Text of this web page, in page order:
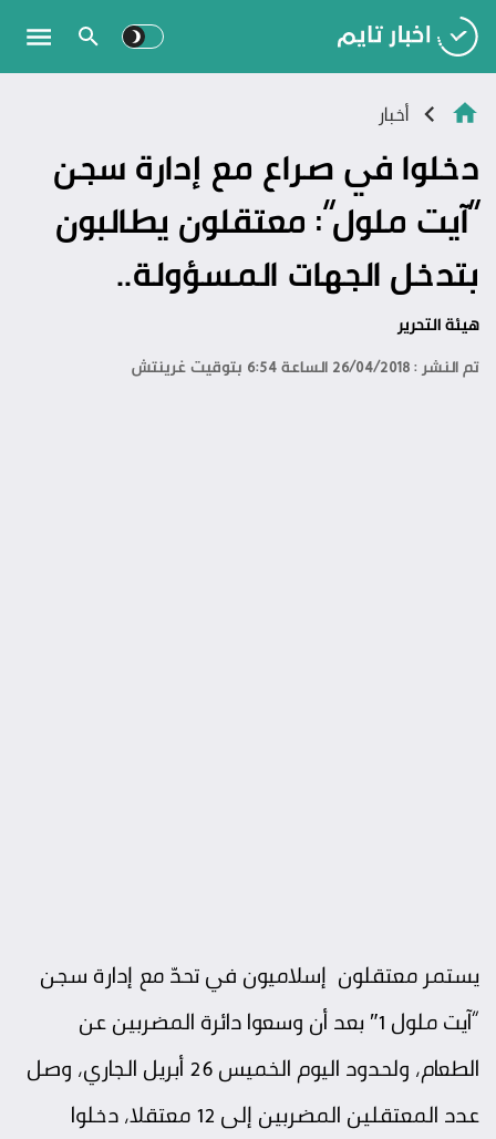
أخبار
دخلوا في صراع مع إدارة سجن
“آيت ملول”: معتقلون يطالبون
بتدخل الجهات المسؤولة..
هيئة التحرير
تم النشر : 26/04/2018 الساعة 6:54 بتوقيت غرينتش
يستمر معتقلون إسلاميون في تحدّ مع إدارة سجن
“آيت ملول 1″ بعد أن وسعوا دائرة المضربين عن
الطعام، ولحدود اليوم الخميس 26 أبريل الجاري، وصل
عدد المعتقلين المضربين إلى 12 معتقلا، دخلوا